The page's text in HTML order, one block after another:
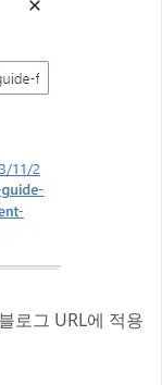
로그 URL에 적용